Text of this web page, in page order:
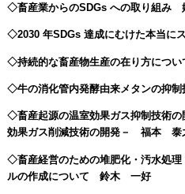
◇畜産業からのSDGs への取り組み
◇2030 年SDGs 達成にむけた本当
◇持続的な畜産物生産の在り方につ
◇牛の消化管内発酵由来メタンの抑
◇畜産起源の温室効果ガス抑制技術
効果ガス削減技術の開発－ 福本 泰
◇畜産経営のための堆肥化・汚水処
ルの作成について 鈴木 一好